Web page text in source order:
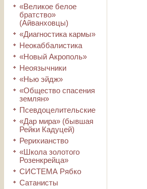
«Великое белое
братство»
(Айванховцы)
«Диагностика кармы»
Неокаббалистика
«Новый Акрополь»
Неоязычники
«Нью эйдж»
«Общество спасения
землян»
Псевдоцелительские
«Дар мира» (бывшая
Рейки Кадуцей)
Рерихианство
«Школа золотого
Розенкрейца»
СИСТЕМА Рябко
Сатанисты